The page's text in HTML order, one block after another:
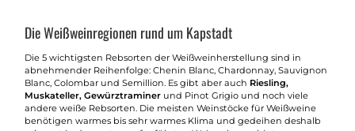
Die Weißweinregionen rund um Kapstadt
Die 5 wichtigsten Rebsorten der Weißweinherstellung sind in
abnehmender Reihenfolge: Chenin Blanc, Chardonnay, Sauvignon
Blanc, Colombar und Semillion. Es gibt aber auch Riesling,
Muskateller, Gewürztraminer und Pinot Grigio und noch viele
andere weiße Rebsorten. Die meisten Weinstöcke für Weißweine
benötigen warmes bis sehr warmes Klima und gedeihen deshalb